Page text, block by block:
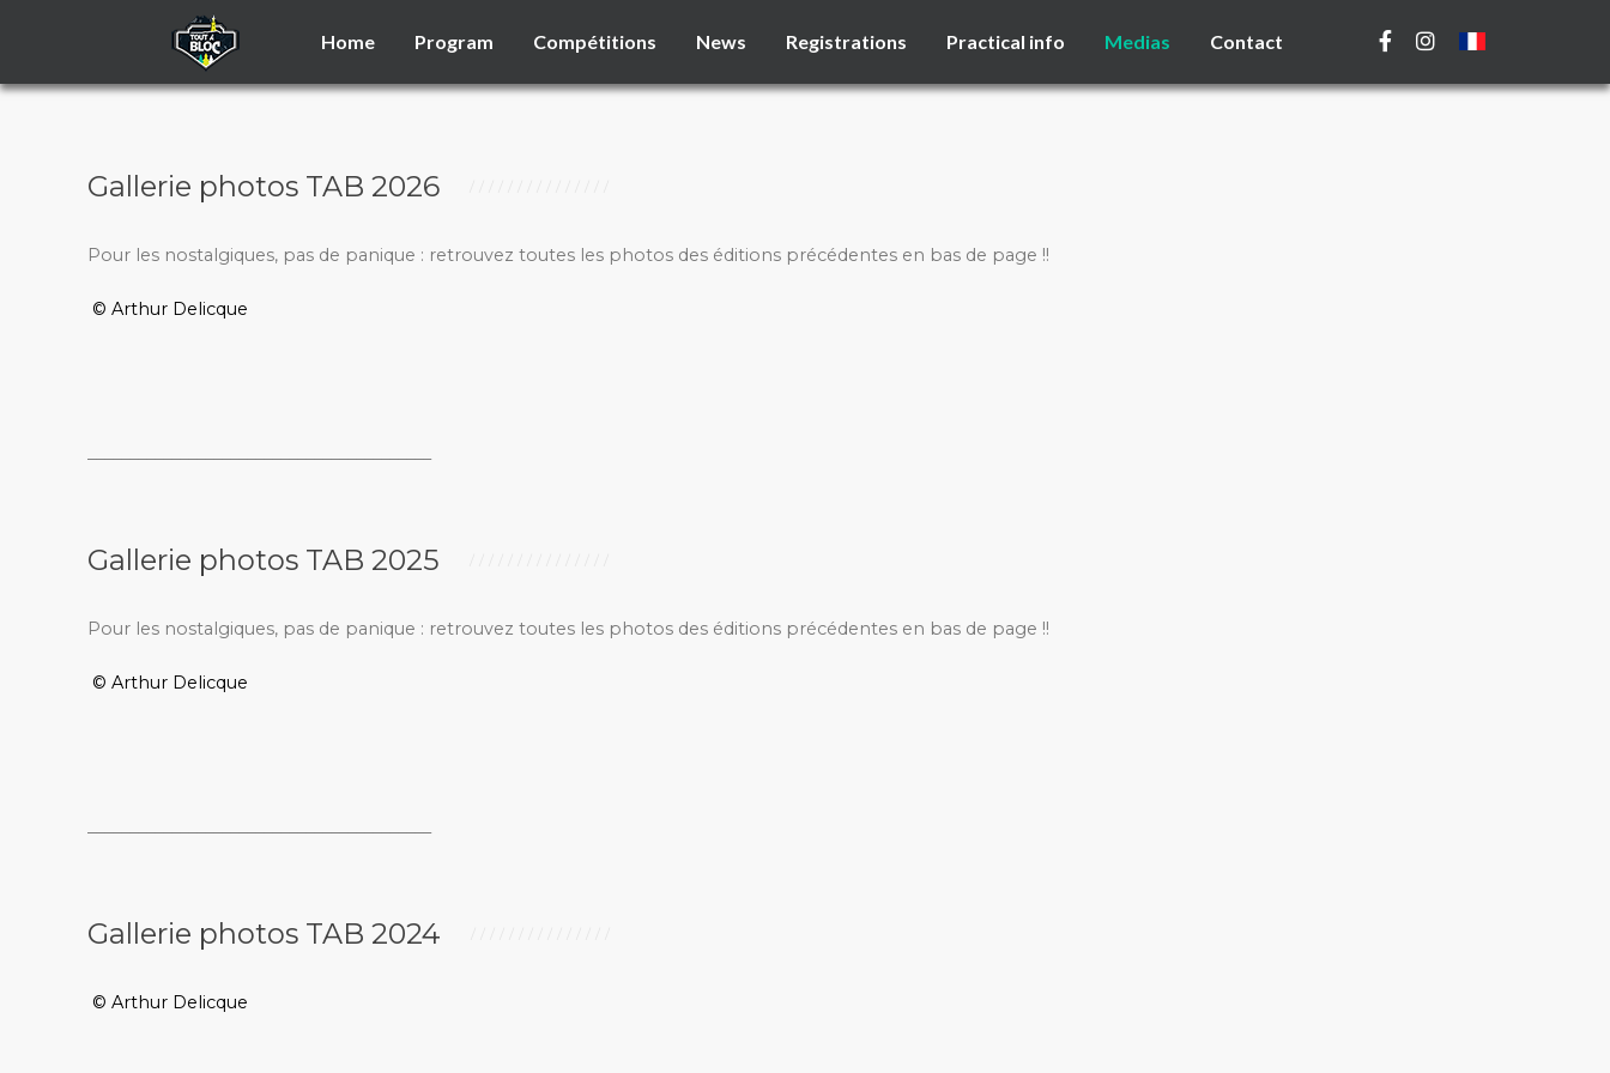
Home Program Compétitions News Registrations Practical info Medias Contact
Gallerie photos TAB 2026
Pour les nostalgiques, pas de panique : retrouvez toutes les photos des éditions précédentes en bas de page !!
© Arthur Delicque
Gallerie photos TAB 2025
Pour les nostalgiques, pas de panique : retrouvez toutes les photos des éditions précédentes en bas de page !!
© Arthur Delicque
Gallerie photos TAB 2024
© Arthur Delicque